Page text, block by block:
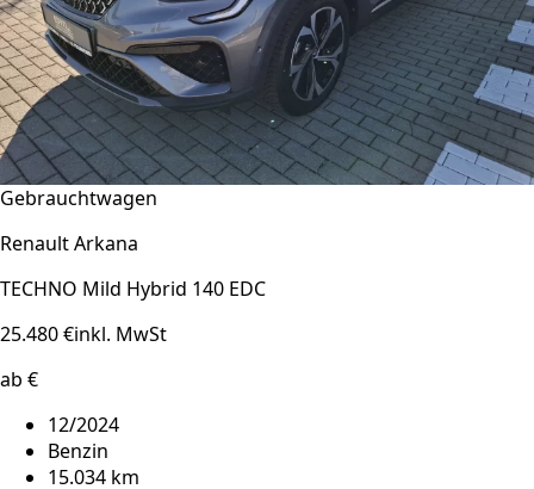
Gebrauchtwagen
Renault Arkana
TECHNO Mild Hybrid 140 EDC
25.480 €inkl. MwSt
ab €
12/2024
Benzin
15.034 km